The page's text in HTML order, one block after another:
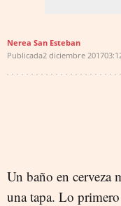
Nerea San Esteban
Publicada2 diciembre 2017
Un baño en cerveza
una tapa. Lo